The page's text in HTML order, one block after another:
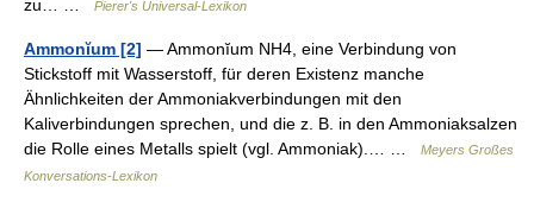
zu… …
Pierer's Universal-Lexikon
Ammonĭum [2] — Ammonĭum NH4, eine Verbindung von
Stickstoff mit Wasserstoff, für deren Existenz manche
Ähnlichkeiten der Ammoniakverbindungen mit den
Kaliverbindungen sprechen, und die z. B. in den Ammoniaksalzen
die Rolle eines Metalls spielt (vgl. Ammoniak).… …
Meyers Großes
Konversations-Lexikon